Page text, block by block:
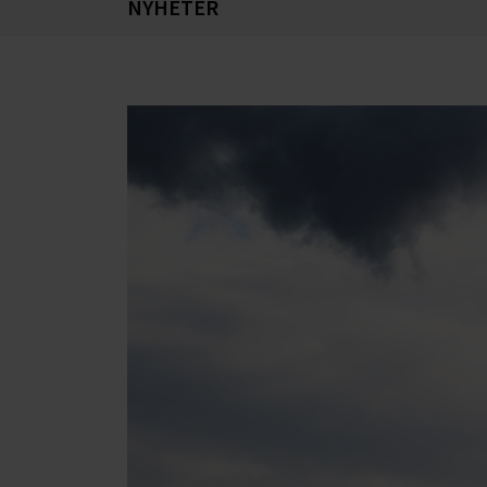
NYHETER